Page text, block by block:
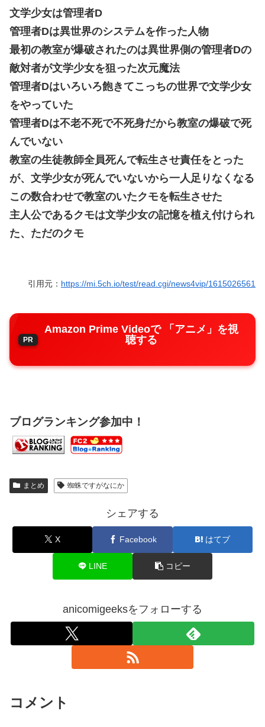
文学少女は管理者D
管理者Dは異世界のシステムを作った人物
最初の教室が爆破されたのは異世界側の管理者Dの
敵対者が文学少女を狙った次元魔法
管理者Dはいろいろ飽きてこっちの世界で文学少女
をやっていた
管理者Dは不老不死で不死身だから教室の爆破で死
んでいない
教室の生徒教師全員死んで転生させ責任をとった
が、文学少女が死んでいないから一人足りなくなる
この数合わせで教室のいたクモを転生させた
主人公であるクモは文学少女の記憶を植え付けられ
た、ただのクモ
引用元： https://mi.5ch.io/test/read.cgi/news4vip/1615026561
Amazon Prime Videoで 「アニメ」を視
聴する
ブログランキング参加中！
まとめ 蜘蛛ですがなにか
シェアする
X Facebook はてブ
LINE コピー
anicomigeeksをフォローする
コメント